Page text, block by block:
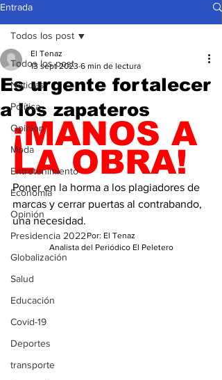
Entrada
Todos los post
Noticias
Política
Opinion
Moda
Entretenimiento
Economía
Opinión
Presidencia 2022
Globalización
Salud
Educación
Covid-19
Deportes
transporte
Todos los post
Es urgente fortalecer
a los zapateros
El Tenaz
13 sept 2023 6 min de lectura
¡MANOS A
LA OBRA!
Poner en la horma a los plagiadores de
marcas y cerrar puertas al contrabando,
una necesidad.
Por: El Tenaz
Analista del Periódico El Peletero